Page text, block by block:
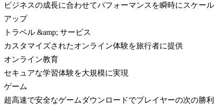
ビジネスの成長に合わせてパフォーマンスを瞬時にスケール
アップ
トラベル &amp; サービス
カスタマイズされたオンライン体験を旅行者に提供
オンライン教育
セキュアな学習体験を大規模に実現
ゲーム
超高速で安全なゲームダウンロードでプレイヤーの次の勝利